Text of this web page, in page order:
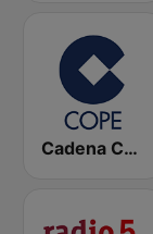
Cadena COPE